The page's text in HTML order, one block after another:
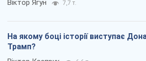
Віктор Ягун 7,7 т.
На якому боці історії виступає
Трамп?